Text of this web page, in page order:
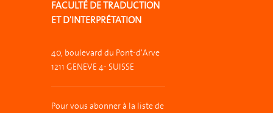
FACULTÉ DE TRADUCTION
ET D'INTERPRÉTATION
40, boulevard du Pont-d'Arve
1211 GENEVE 4- SUISSE
Pour vous abonner à la liste de